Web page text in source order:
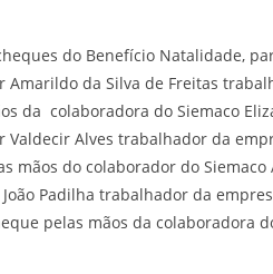
do Benefício Natalidade,
da Silva de Freitas
da colaboradora do Siemaco
Valdecir Alves trabalhador da
mãos do colaborador do Siemaco
Padilha trabalhador da
pelas mãos da colaboradora